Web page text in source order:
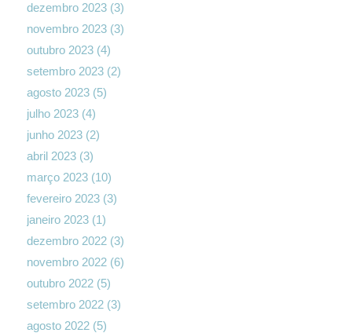
dezembro 2023(3)
novembro 2023(3)
outubro 2023(4)
setembro 2023(2)
agosto 2023(5)
julho 2023(4)
junho 2023(2)
abril 2023(3)
março 2023(10)
fevereiro 2023(3)
janeiro 2023(1)
dezembro 2022(3)
novembro 2022(6)
outubro 2022(5)
setembro 2022(3)
agosto 2022(5)